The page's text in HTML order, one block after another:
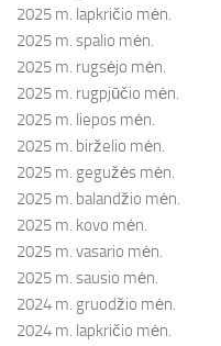
2025 m. lapkričio mėn.
2025 m. spalio mėn.
2025 m. rugsėjo mėn.
2025 m. rugpjūčio mėn.
2025 m. liepos mėn.
2025 m. birželio mėn.
2025 m. gegužės mėn.
2025 m. balandžio mėn.
2025 m. kovo mėn.
2025 m. vasario mėn.
2025 m. sausio mėn.
2024 m. gruodžio mėn.
2024 m. lapkričio mėn.